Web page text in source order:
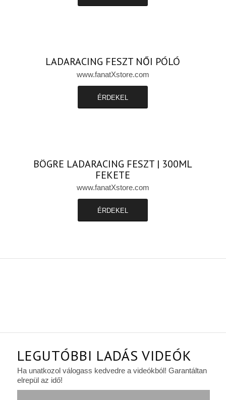
LADARACING FESZT NŐI PÓLÓ
www.fanatXstore.com
ÉRDEKEL
BÖGRE LADARACING FESZT | 300ML
FEKETE
www.fanatXstore.com
ÉRDEKEL
LEGUTÓBBI LADÁS VIDEÓK
Ha unatkozol válogass kedvedre a videókból! Garantáltan
elrepül az idő!